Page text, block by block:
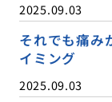
2025.09.03
それでも痛み
イミング
2025.09.03